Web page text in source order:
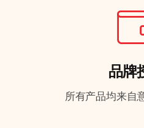
品牌
所有产品均来自